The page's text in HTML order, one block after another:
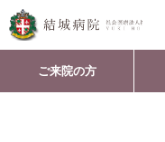
ご来院の方